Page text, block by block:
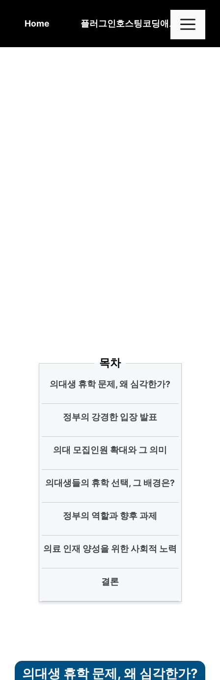
Home 플러그인호스팅코딩애드센스
목차
의대생 휴학 문제, 왜 심각한가?
정부의 강경한 입장 발표
의대 모집인원 확대와 그 의미
의대생들의 휴학 선택, 그 배경은?
정부의 역할과 향후 과제
의료 인재 양성을 위한 사회적 노력
결론
의대생 휴학 문제, 왜 심각한가?